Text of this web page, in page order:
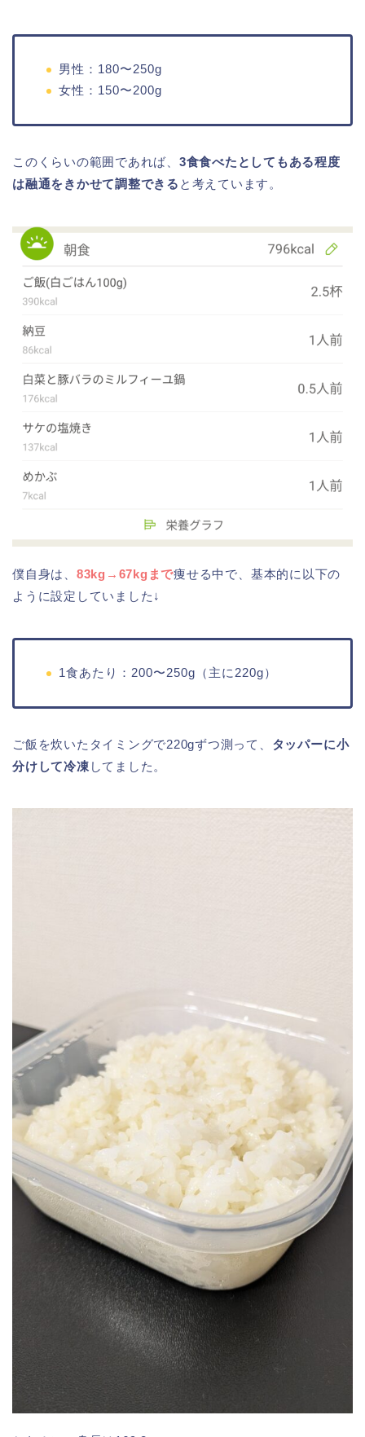
男性：180〜250g
女性：150〜200g
このくらいの範囲であれば、 3食食べたとしてもある程度
は融通をきかせて調整できる と考えています。
僕自身は、 83kg→67kgまで痩せる中で、基本的に以下の
ように設定していました↓
1食あたり：200〜250g（主に220g）
ご飯を炊いたタイミングで220gずつ測って、 タッパーに小
分けして冷凍 してました。